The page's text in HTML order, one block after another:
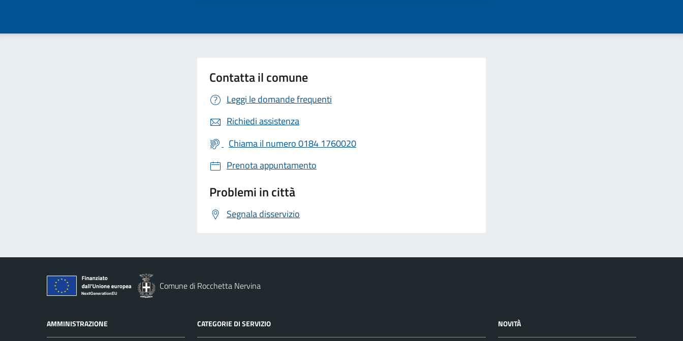
Contatta il comune
Leggi le domande frequenti
Richiedi assistenza
Chiama il numero 0184 1760020
Prenota appuntamento
Problemi in città
Segnala disservizio
Comune di Rocchetta Nervina
AMMINISTRAZIONE CATEGORIE DI SERVIZIO NOVITÀ